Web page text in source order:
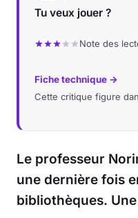
Tu veux jouer ?
Note des
Fiche technique →
Cette critique figure
Le professeur
une dernière fois
bibliothèques.